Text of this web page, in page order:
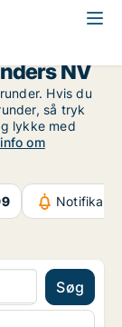
NV
Hvis du
så tryk
lykke med
om
Søg